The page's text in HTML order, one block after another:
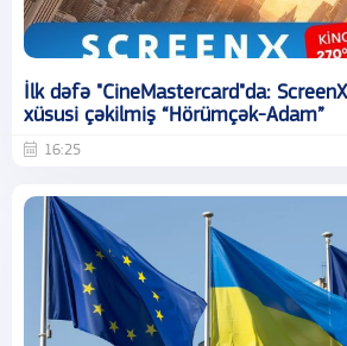
İlk dəfə "CineMastercard"da:
xüsusi çəkilmiş “Hörümçək-Adam”
16:25